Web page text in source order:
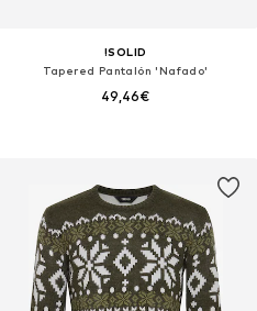
!SOLID
Tapered Pantalón 'Nafado'
49,46€